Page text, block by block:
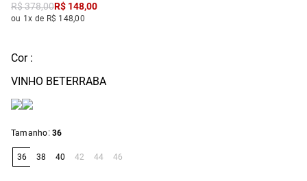
R$378,00R$ 148,00
ou 1x de R$ 148,00
Cor :
VINHO BETERRABA
Tamanho: 36
36 38 40 42 44 46
º macacão